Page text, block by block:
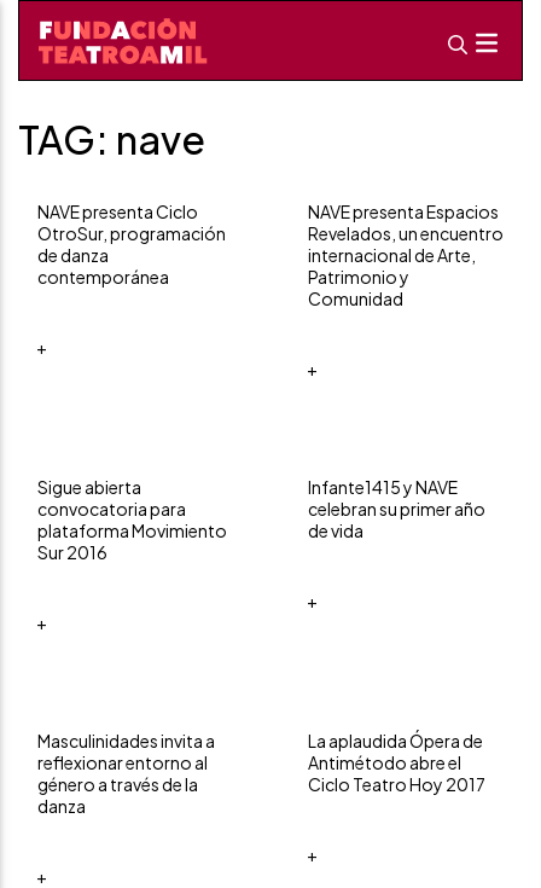
TAG: nave
NAVE presenta Ciclo
OtroSur, programación
de danza
contemporánea
+
NAVE presenta Espacios
Revelados, un encuentro
internacional de Arte,
Patrimonio y
Comunidad
+
Sigue abierta
convocatoria para
plataforma Movimiento
Sur 2016
+
Infante1415 y NAVE
celebran su primer año
de vida
+
Masculinidades invita a
reflexionar entorno al
género a través de la
danza
+
La aplaudida Ópera de
Antimétodo abre el
Ciclo Teatro Hoy 2017
+